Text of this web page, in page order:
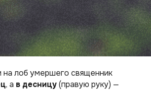
на лоб умершего священник
, а в десницу(правую руку) —